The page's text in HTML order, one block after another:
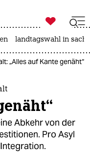

taz zahl ich
landtagswahl in
„Alles auf Kante genäht“
Abkehr von der
Pro Asyl